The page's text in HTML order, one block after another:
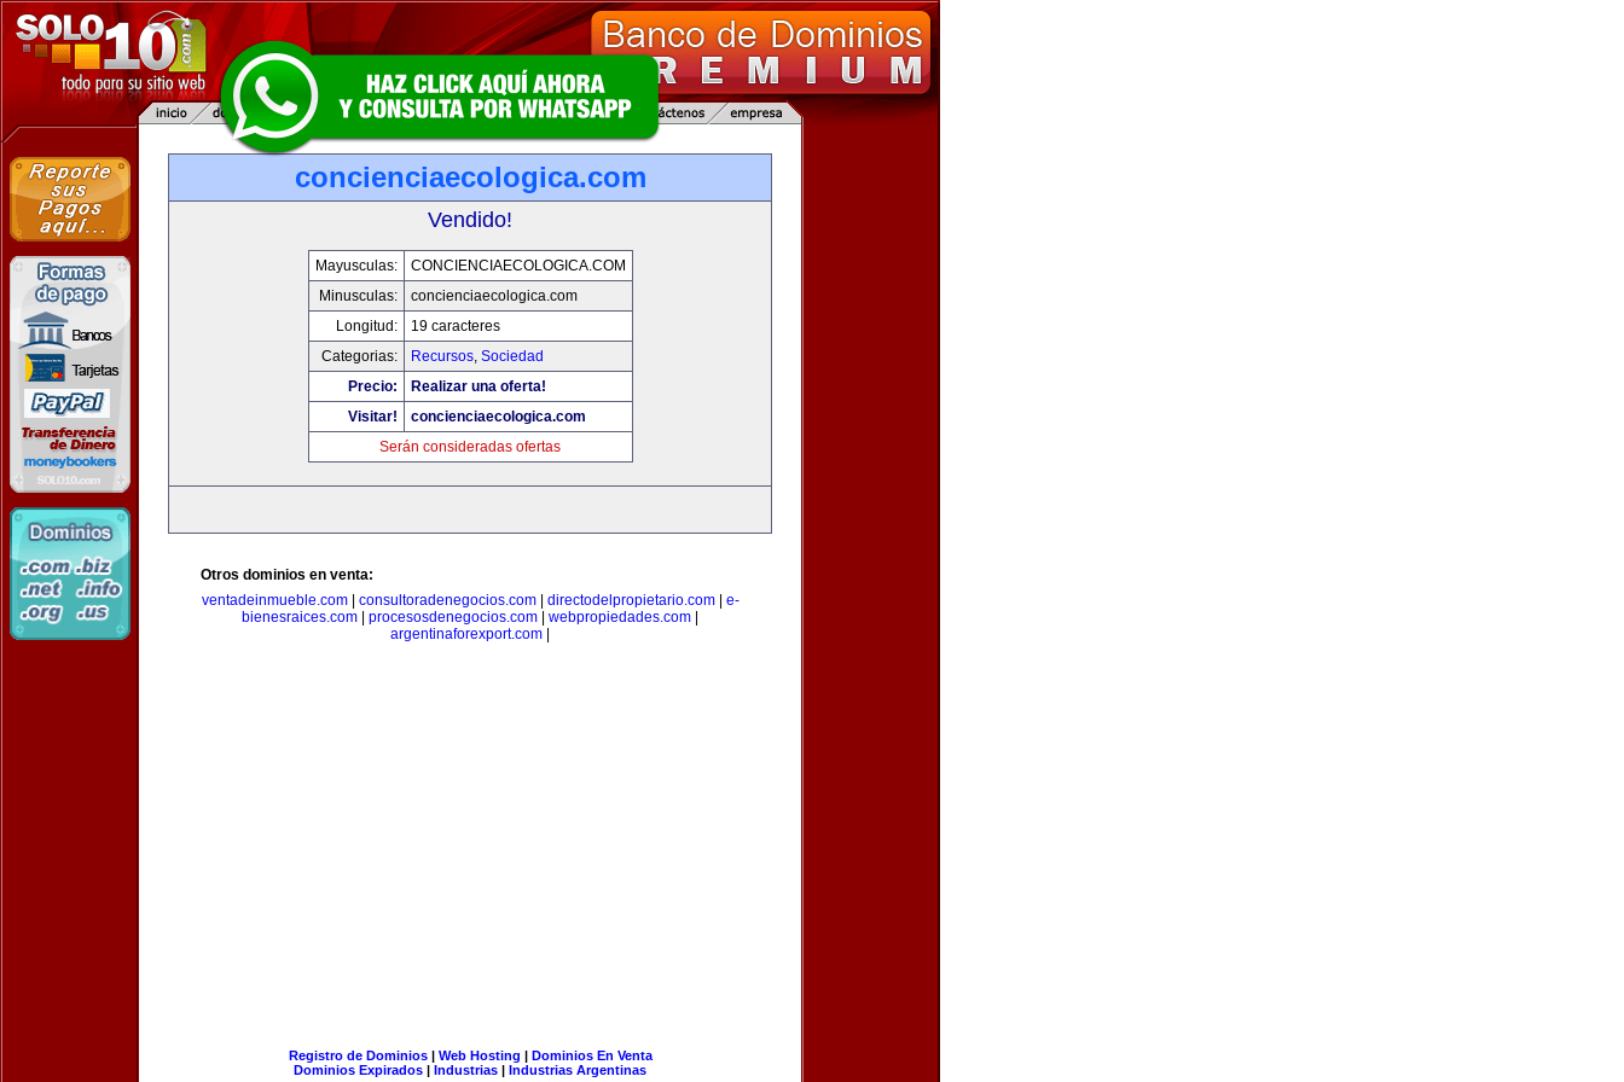
concienciaecologica.com
Vendido!
Mayusculas:
CONCIENCIAECOLOGICA.COM
Minusculas:
concienciaecologica.com
Longitud:
19 caracteres
Categorias:
Recursos, Sociedad
Precio:
Realizar una oferta!
Visitar!
concienciaecologica.com
Serán consideradas ofertas
Otros dominios en venta:
ventadeinmueble.com| consultoradenegocios.com| directodelpropietario.com| e-
bienesraices.com
procesosdenegocios.com webpropiedades.com
argentinaforexport.com
Registro de Dominios| Web Hosting | Dominios En Venta
Dominios Expirados | Industrias | Industrias Argentinas